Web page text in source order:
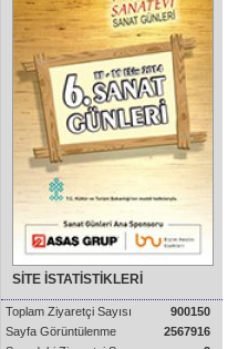
SİTE İSTATİSTİKLERİ
Toplam Ziyaretçi Sayısı
900150
Sayfa Görüntülenme
2567916